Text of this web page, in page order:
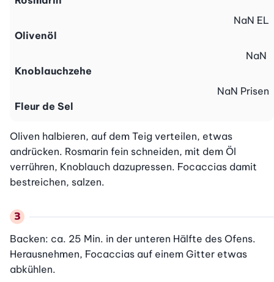
Olivenöl
NaN EL
Knoblauchzehe
NaN
Fleur de Sel
NaN Prisen
Oliven halbieren, auf dem Teig verteilen, etwas
andrücken. Rosmarin fein schneiden, mit dem Öl
verrühren, Knoblauch dazupressen. Focaccias damit
bestreichen, salzen.
Backen: ca. 25 Min. in der unteren Hälfte des Ofens.
Herausnehmen, Focaccias auf einem Gitter etwas
abkühlen.